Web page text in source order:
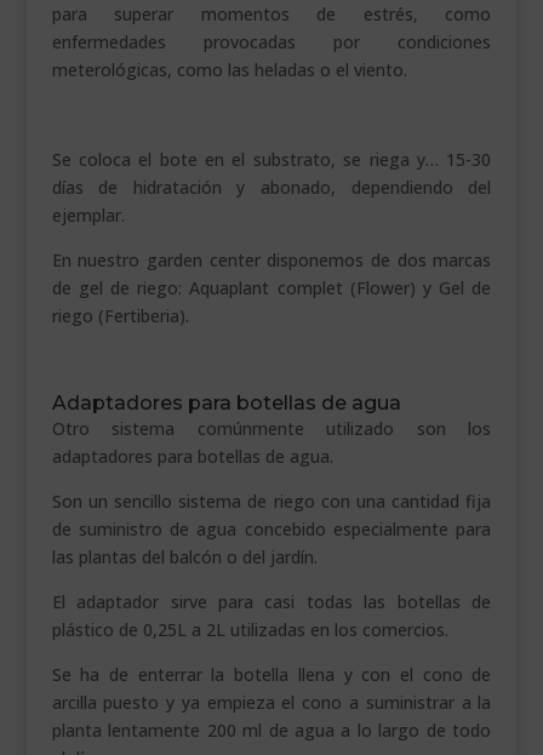
para superar momentos de estrés, como
enfermedades provocadas por condiciones
meterológicas, como las heladas o el viento.
Se coloca el bote en el substrato, se riega y… 15-30
días de hidratación y abonado, dependiendo del
ejemplar.
En nuestro garden center disponemos de dos marcas
de gel de riego: Aquaplant complet (Flower) y Gel de
riego (Fertiberia).
Adaptadores para botellas de agua
Otro sistema comúnmente utilizado son los
adaptadores para botellas de agua.
Son un sencillo sistema de riego con una cantidad fija
de suministro de agua concebido especialmente para
las plantas del balcón o del jardín.
El adaptador sirve para casi todas las botellas de
plástico de 0,25L a 2L utilizadas en los comercios.
Se ha de enterrar la botella llena y con el cono de
arcilla puesto y ya empieza el cono a suministrar a la
planta lentamente 200 ml de agua a lo largo de todo